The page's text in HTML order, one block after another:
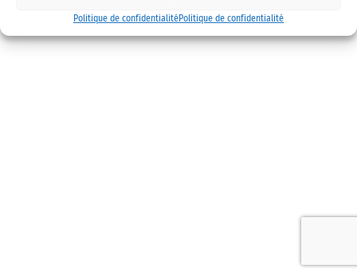
Politique de confidentialitéPolitique de confidentialité